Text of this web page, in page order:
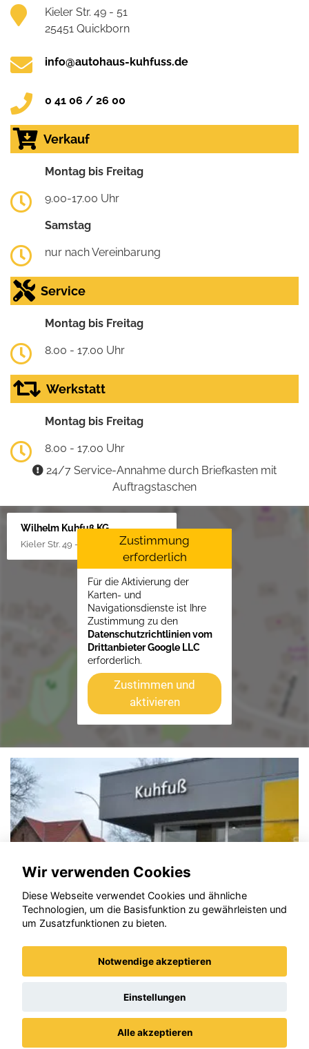
Kieler Str. 49 - 51
25451 Quickborn
info@autohaus-kuhfuss.de
0 41 06 / 26 00
Verkauf
Montag bis Freitag
9.00-17.00 Uhr
Samstag
nur nach Vereinbarung
Service
Montag bis Freitag
8.00 - 17.00 Uhr
Werkstatt
Montag bis Freitag
8.00 - 17.00 Uhr
24/7 Service-Annahme durch Briefkasten mit
Auftragstaschen
Wilhelm Kuhfuß KG
Kieler Str. 49 - 51, 25451 Quickborn
Zustimmung
erforderlich
Für die Aktivierung der
Karten- und
Navigationsdienste ist Ihre
Zustimmung zu den
Datenschutzrichtlinien vom
Drittanbieter Google LLC
erforderlich.
Zustimmen und
aktivieren
Wir verwenden Cookies
Diese Webseite verwendet Cookies und ähnliche
Technologien, um die Basisfunktion zu gewährleisten und
um Zusatzfunktionen zu bieten.
Notwendige akzeptieren
Einstellungen
Alle akzeptieren